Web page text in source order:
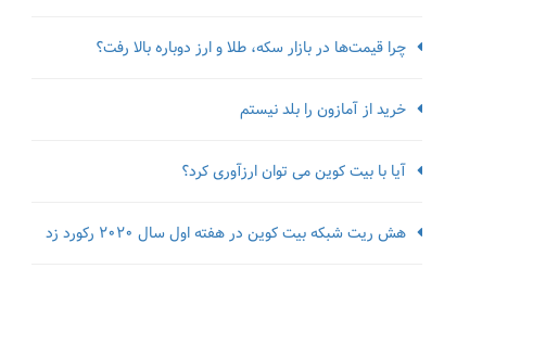
چرا قیمت‌ها در بازار سکه، طلا و ارز دوباره بالا رفت؟
خرید از آمازون را بلد نیستم
آیا با بیت کوین می توان ارزآوری کرد؟
هش ریت شبکه بیت کوین در هفته اول سال 2020 رکورد زد